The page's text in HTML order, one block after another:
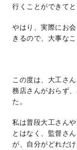
行くことができて
やはり、実際にお
きるので、大事な
この度は、大工さ
務店さんがおらず
た。
私は普段大工さん
とはなく、監督さ
が、自分がどれだ